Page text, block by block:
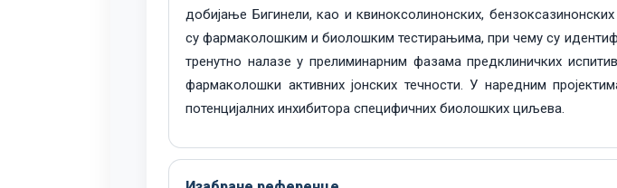
добијање Бигинели, као и квиноксолинонских,
су фармаколошким и биолошким тестирањима, при чему су
тренутно налазе у прелиминарним фазама предклиничких
фармаколошки активних јонских течности. У наредним
потенцијалних инхибитора специфичних биолошких циљева.